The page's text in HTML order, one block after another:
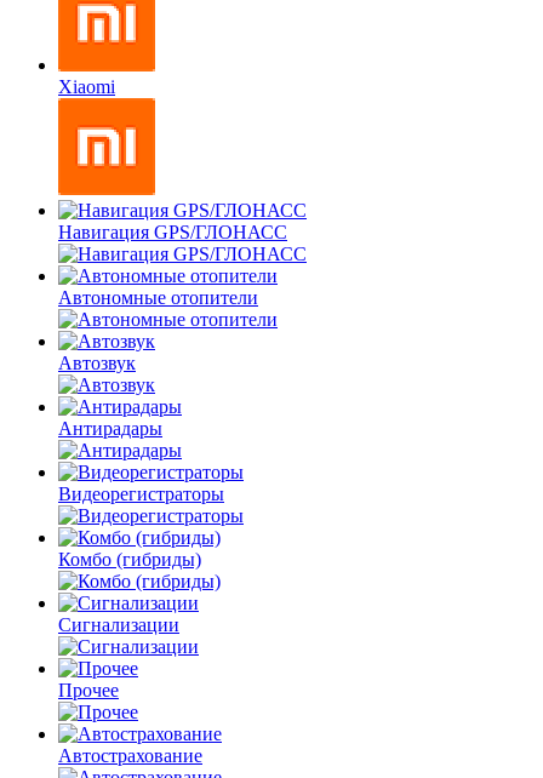
Xiaomi
Навигация GPS/ГЛОНАСС
Автономные отопители
Автозвук
Антирадары
Видеорегистраторы
Комбо (гибриды)
Сигнализации
Прочее
Автострахование